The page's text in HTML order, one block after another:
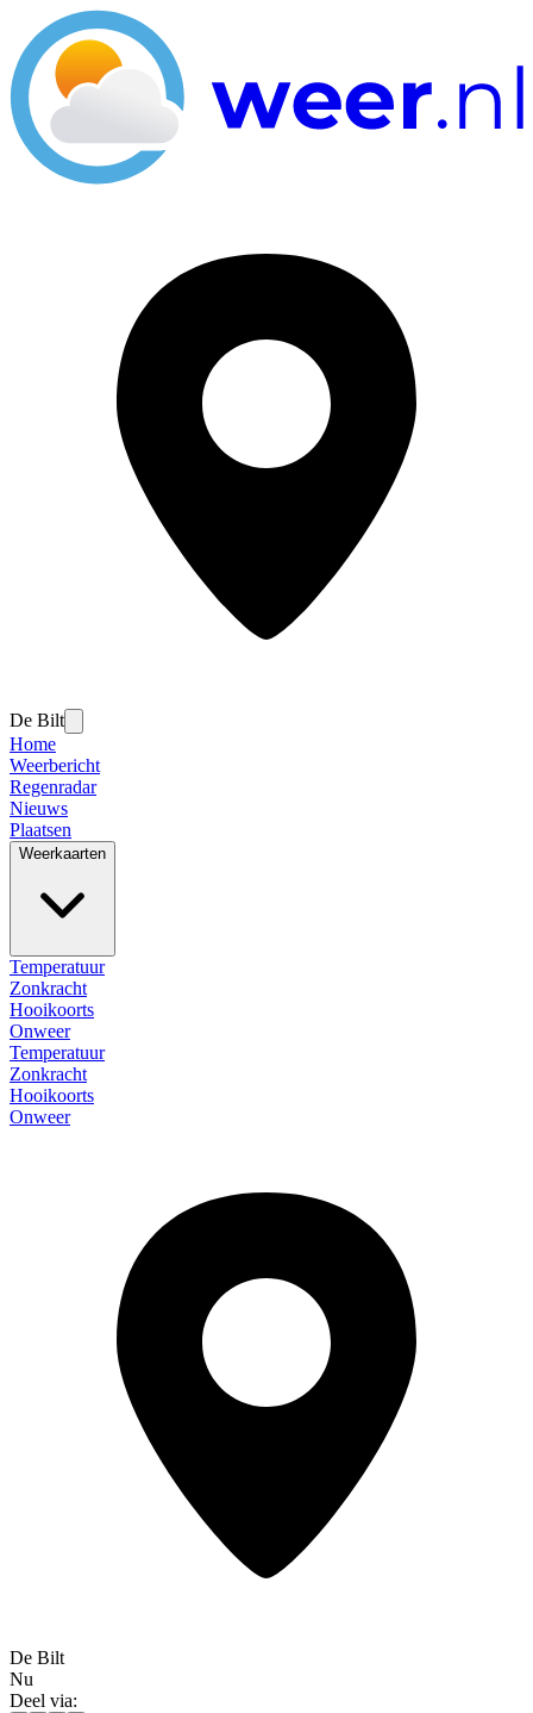
De Bilt
Home
Weerbericht
Regenradar
Nieuws
Plaatsen
Weerkaarten
Temperatuur
Zonkracht
Hooikoorts
Onweer
Temperatuur
Zonkracht
Hooikoorts
Onweer
De Bilt
Nu
Deel via: